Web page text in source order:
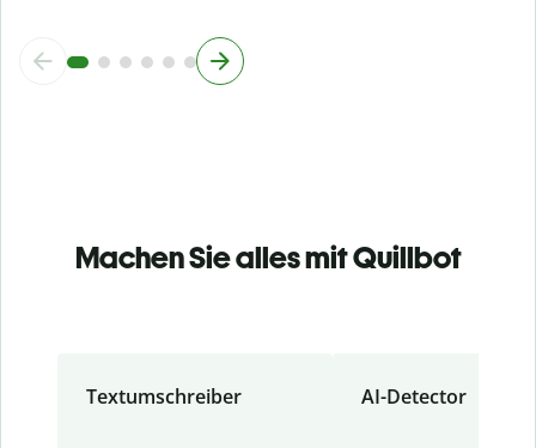
Machen Sie alles mit Quillbot
Textumschreiber AI-Detector